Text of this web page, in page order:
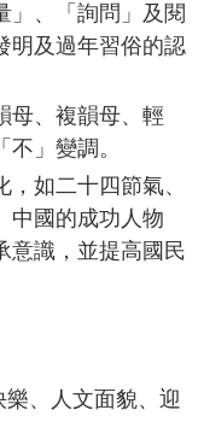
」、「詢問」及閱
明及過年習俗的認
母、複韻母、輕
」變調。
如二十四節氣、
中國的成功人物
意識，並提高國民
、人文面貌、迎